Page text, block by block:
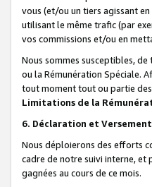
vous (et/ou un tiers agissant
utilisant le même trafic (par
vos commissions et/ou en
Nous sommes susceptibles,
ou la Rémunération Spéciale.
tout moment tout ou partie
Limitations de la
6. Déclaration et
Nous déploierons des efforts
cadre de notre suivi interne, et
gagnées au cours de ce mois.